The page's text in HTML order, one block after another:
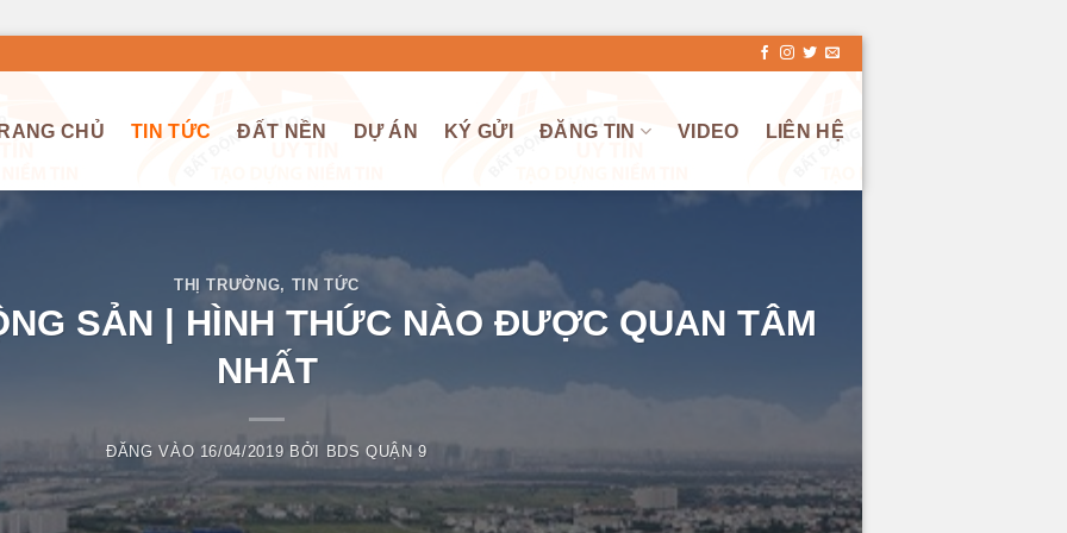
CHỦ TIN TỨC ĐẤT NỀN DỰ ÁN KÝ GỬI ĐĂNG TIN VIDEO LIÊN HỆ
THỊ TRƯỜNG, TIN TỨC
SẢN | HÌNH THỨC NÀO ĐƯỢC QUAN TÂM
NHẤT
ĐĂNG VÀO 16/04/2019 BỞI BDS QUẬN 9